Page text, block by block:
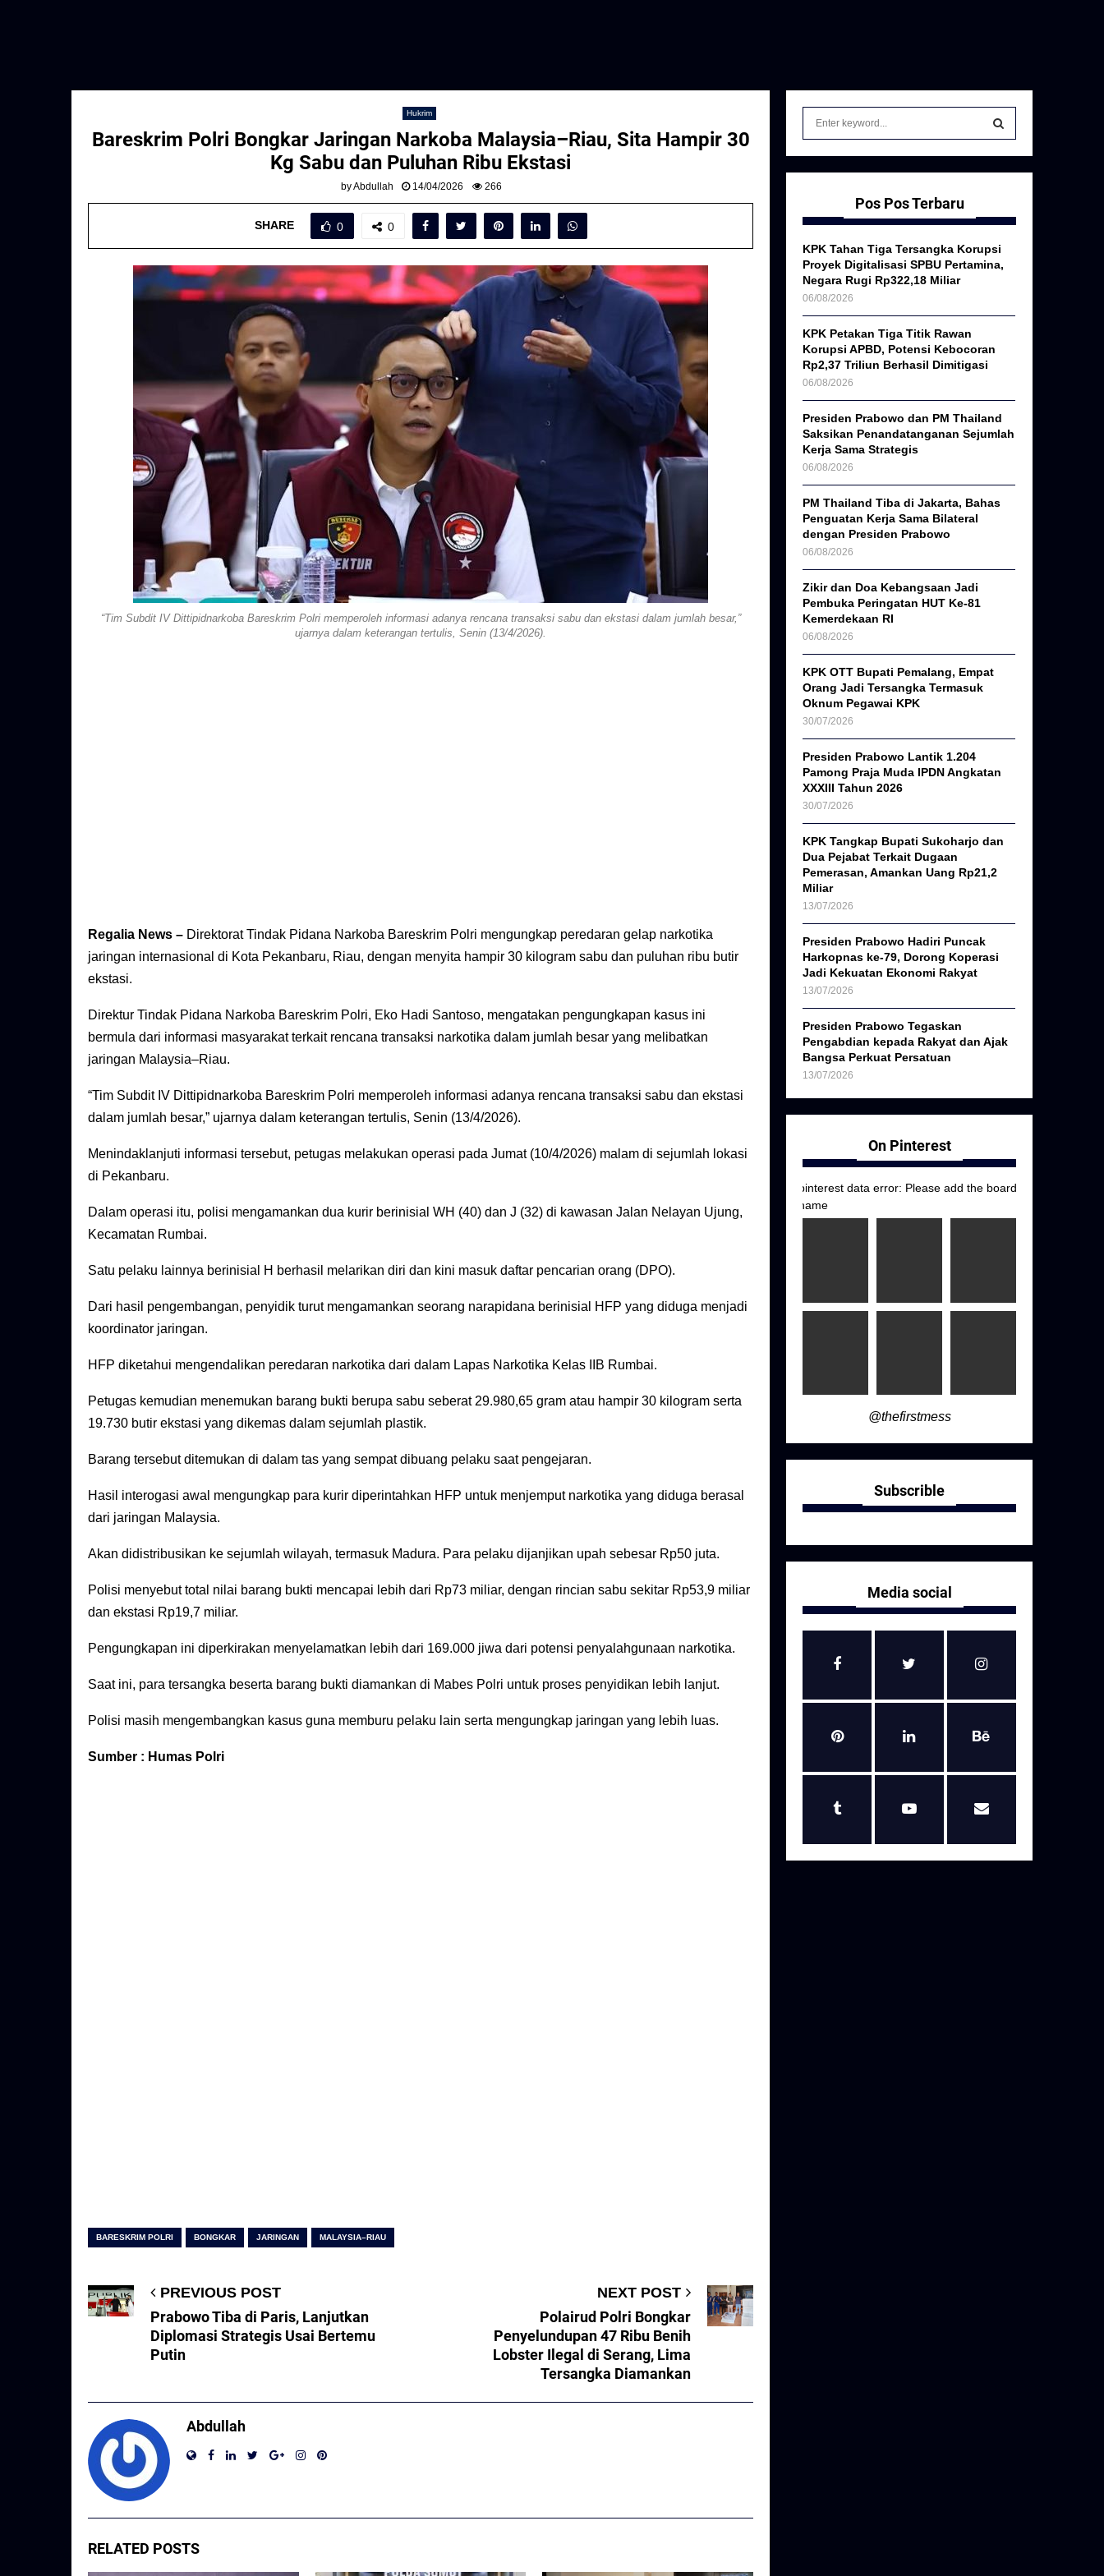
Hukrim
Bareskrim Polri Bongkar Jaringan Narkoba Malaysia–Riau, Sita Hampir 30
Kg Sabu dan Puluhan Ribu Ekstasi
byAbdullah 14/04/2026 266
SHARE 0 0
“Tim Subdit IV Dittipidnarkoba Bareskrim Polri memperoleh informasi adanya rencana transaksi sabu dan ekstasi dalam jumlah besar,”
ujarnya dalam keterangan tertulis, Senin (13/4/2026).
Regalia News – Direktorat Tindak Pidana Narkoba Bareskrim Polri mengungkap peredaran gelap narkotika
jaringan internasional di Kota Pekanbaru, Riau, dengan menyita hampir 30 kilogram sabu dan puluhan ribu butir
ekstasi.
Direktur Tindak Pidana Narkoba Bareskrim Polri, Eko Hadi Santoso, mengatakan pengungkapan kasus ini
bermula dari informasi masyarakat terkait rencana transaksi narkotika dalam jumlah besar yang melibatkan
jaringan Malaysia–Riau.
“Tim Subdit IV Dittipidnarkoba Bareskrim Polri memperoleh informasi adanya rencana transaksi sabu dan ekstasi
dalam jumlah besar,” ujarnya dalam keterangan tertulis, Senin (13/4/2026).
Menindaklanjuti informasi tersebut, petugas melakukan operasi pada Jumat (10/4/2026) malam di sejumlah lokasi
di Pekanbaru.
Dalam operasi itu, polisi mengamankan dua kurir berinisial WH (40) dan J (32) di kawasan Jalan Nelayan Ujung,
Kecamatan Rumbai.
Satu pelaku lainnya berinisial H berhasil melarikan diri dan kini masuk daftar pencarian orang (DPO).
Dari hasil pengembangan, penyidik turut mengamankan seorang narapidana berinisial HFP yang diduga menjadi
koordinator jaringan.
HFP diketahui mengendalikan peredaran narkotika dari dalam Lapas Narkotika Kelas IIB Rumbai.
Petugas kemudian menemukan barang bukti berupa sabu seberat 29.980,65 gram atau hampir 30 kilogram serta
19.730 butir ekstasi yang dikemas dalam sejumlah plastik.
Barang tersebut ditemukan di dalam tas yang sempat dibuang pelaku saat pengejaran.
Hasil interogasi awal mengungkap para kurir diperintahkan HFP untuk menjemput narkotika yang diduga berasal
dari jaringan Malaysia.
Akan didistribusikan ke sejumlah wilayah, termasuk Madura. Para pelaku dijanjikan upah sebesar Rp50 juta.
Polisi menyebut total nilai barang bukti mencapai lebih dari Rp73 miliar, dengan rincian sabu sekitar Rp53,9 miliar
dan ekstasi Rp19,7 miliar.
Pengungkapan ini diperkirakan menyelamatkan lebih dari 169.000 jiwa dari potensi penyalahgunaan narkotika.
Saat ini, para tersangka beserta barang bukti diamankan di Mabes Polri untuk proses penyidikan lebih lanjut.
Polisi masih mengembangkan kasus guna memburu pelaku lain serta mengungkap jaringan yang lebih luas.
Sumber : Humas Polri
BARESKRIM POLRI BONGKAR JARINGAN MALAYSIA–RIAU
PREVIOUS POST
Prabowo Tiba di Paris, Lanjutkan
Diplomasi Strategis Usai Bertemu
Putin
NEXT POST
Polairud Polri Bongkar
Penyelundupan 47 Ribu Benih
Lobster Ilegal di Serang, Lima
Tersangka Diamankan
Abdullah
RELATED POSTS
f
r
:
S
A
R
H
Pos Pos Terbaru
KPK Tahan Tiga Tersangka Korupsi
Proyek Digitalisasi SPBU Pertamina,
Negara Rugi Rp322,18 Miliar
06/08/2026
KPK Petakan Tiga Titik Rawan
Korupsi APBD, Potensi Kebocoran
Rp2,37 Triliun Berhasil Dimitigasi
06/08/2026
Presiden Prabowo dan PM Thailand
Saksikan Penandatanganan Sejumlah
Kerja Sama Strategis
06/08/2026
PM Thailand Tiba di Jakarta, Bahas
Penguatan Kerja Sama Bilateral
dengan Presiden Prabowo
06/08/2026
Zikir dan Doa Kebangsaan Jadi
Pembuka Peringatan HUT Ke-81
Kemerdekaan RI
06/08/2026
KPK OTT Bupati Pemalang, Empat
Orang Jadi Tersangka Termasuk
Oknum Pegawai KPK
30/07/2026
Presiden Prabowo Lantik 1.204
Pamong Praja Muda IPDN Angkatan
XXXIII Tahun 2026
30/07/2026
KPK Tangkap Bupati Sukoharjo dan
Dua Pejabat Terkait Dugaan
Pemerasan, Amankan Uang Rp21,2
Miliar
13/07/2026
Presiden Prabowo Hadiri Puncak
Harkopnas ke-79, Dorong Koperasi
Jadi Kekuatan Ekonomi Rakyat
13/07/2026
Presiden Prabowo Tegaskan
Pengabdian kepada Rakyat dan Ajak
Bangsa Perkuat Persatuan
13/07/2026
On Pinterest
pinterest data error: Please add the board
name
@thefirstmess
Subscrible
Media social